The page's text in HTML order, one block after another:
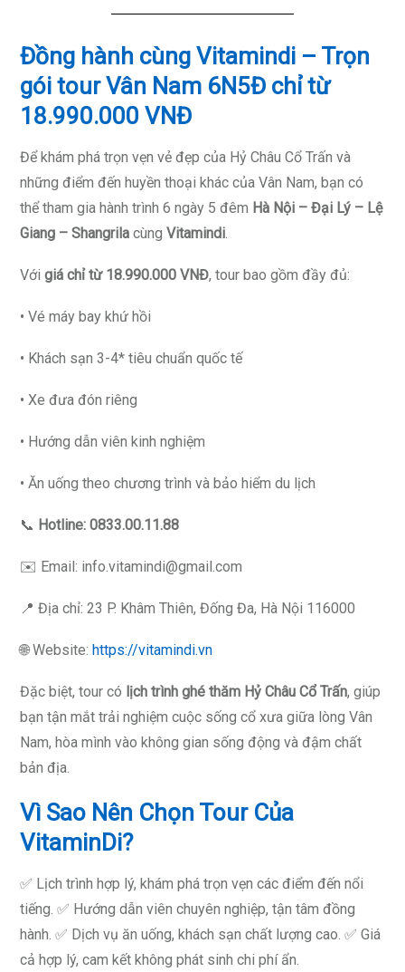
Đồng hành cùng Vitamindi – Trọn
gói tour Vân Nam 6N5Đ chỉ từ
18.990.000 VNĐ
Để khám phá trọn vẹn vẻ đẹp của Hỷ Châu Cổ Trấn và
những điểm đến huyền thoại khác của Vân Nam, bạn có
thể tham gia hành trình 6 ngày 5 đêm Hà Nội – Đại Lý – Lệ
Giang – Shangrila cùng Vitamindi.
Với giá chỉ từ 18.990.000 VNĐ, tour bao gồm đầy đủ:
• Vé máy bay khứ hồi
• Khách sạn 3-4* tiêu chuẩn quốc tế
• Xe đưa đón riêng
• Hướng dẫn viên kinh nghiệm
• Ăn uống theo chương trình và bảo hiểm du lịch
📞 Hotline: 0833.00.11.88
✉️ Email: info.vitamindi@gmail.com
📍 Địa chỉ: 23 P. Khâm Thiên, Đống Đa, Hà Nội 116000
🌐 Website: https://vitamindi.vn
Đặc biệt, tour có lịch trình ghé thăm Hỷ Châu Cổ Trấn, giúp
bạn tận mắt trải nghiệm cuộc sống cổ xưa giữa lòng Vân
Nam, hòa mình vào không gian sống động và đậm chất
bản địa.
Vì Sao Nên Chọn Tour Của
VitaminDi?
✅ Lịch trình hợp lý, khám phá trọn vẹn các điểm đến nổi
tiếng. ✅ Hướng dẫn viên chuyên nghiệp, tận tâm đồng
hành. ✅ Dịch vụ ăn uống, khách sạn chất lượng cao. ✅ Giá
cả hợp lý, cam kết không phát sinh chi phí ẩn.